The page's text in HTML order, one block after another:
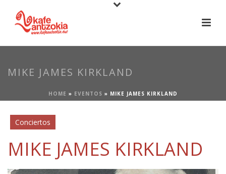
MIKE JAMES KIRKLAND
HOME » EVENTOS » MIKE JAMES KIRKLAND
Conciertos
MIKE JAMES KIRKLAND